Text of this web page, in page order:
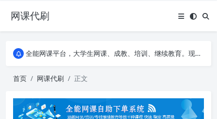
网课代刷
AI论文写作平台，根据真实文献内容生成论文
全能网课平台，大学生网课、成教、培训、继续教育。现已接入代刷代考项目3000+
全能网课平台，大学生网课、成教、培训、继续教育。现已接入代刷代考项目3000+
首页 网课代刷 正文